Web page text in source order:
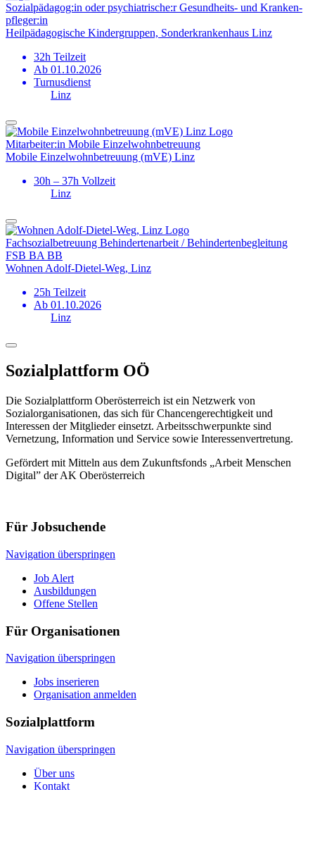
Sozialpädagog:in oder psychiatrische:r Gesundheits- und Kranken­
pfleger:in
Heilpädagogische Kindergruppen, Sonderkrankenhaus Linz
32h Teilzeit
Ab 01.10.2026
Turnusdienst
Linz
Mitarbeiter:in Mobile Einzelwohn­betreuung
Mobile Einzelwohnbetreuung (mVE) Linz
30h – 37h Vollzeit
Linz
Fachsozial­betreuung Behinderten­arbeit / Behinderten­begleitung
FSB BA BB
Wohnen Adolf-Dietel-Weg, Linz
25h Teilzeit
Ab 01.10.2026
Linz
Sozialplattform OÖ
Die Sozialplattform Oberösterreich ist ein Netzwerk von
Sozialorganisationen, das sich für Chancengerechtigkeit und
Interessen der Mitglieder einsetzt. Arbeitsschwerpunkte sind
Vernetzung, Information und Service sowie Interessenvertretung.
Gefördert mit Mitteln aus dem Zukunftsfonds „Arbeit Menschen
Digital” der AK Oberösterreich
Für Jobsuchende
Navigation überspringen
Job Alert
Ausbildungen
Offene Stellen
Für Organisationen
Navigation überspringen
Jobs inserieren
Organisation anmelden
Sozialplattform
Navigation überspringen
Über uns
Kontakt